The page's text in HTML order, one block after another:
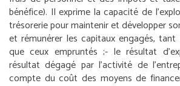
bénéfice). Il exprime la capacité de
trésorerie pour maintenir et développer
et rémunérer les capitaux engagés, tant
que ceux empruntés ;- le résultat
résultat dégagé par l’activité de
compte du coût des moyens de